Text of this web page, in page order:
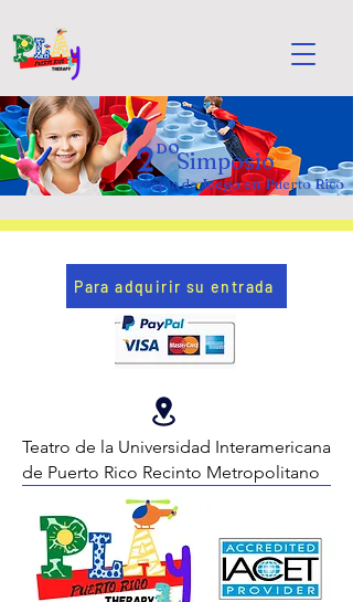
2
Terapia de Juego en Puerto Rico
Simposio
DO
Para adquirir su entrada
Teatro de la Universidad Interamericana
de Puerto Rico Recinto Metropolitano